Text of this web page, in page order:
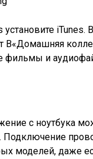
В«Домашняя
фильмы и
с ноутбука
Подключение
моделей, даже